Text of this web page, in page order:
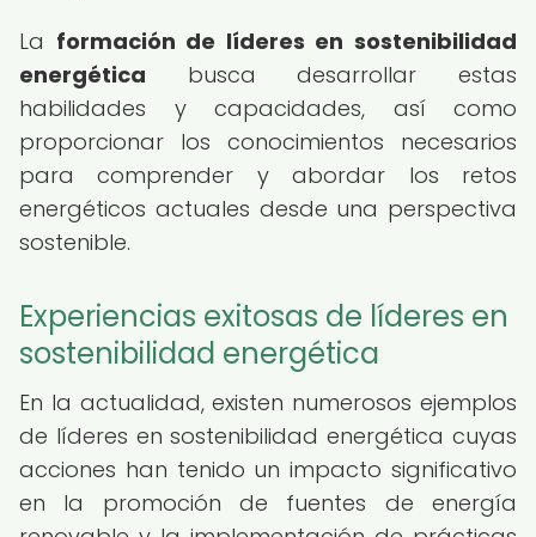
La formación de líderes en sostenibilidad
energética busca desarrollar estas
habilidades y capacidades, así como
proporcionar los conocimientos necesarios
para comprender y abordar los retos
energéticos actuales desde una perspectiva
sostenible.
Experiencias exitosas de líderes en
sostenibilidad energética
En la actualidad, existen numerosos ejemplos
de líderes en sostenibilidad energética cuyas
acciones han tenido un impacto significativo
en la promoción de fuentes de energía